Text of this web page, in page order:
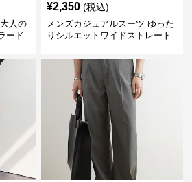
人の
ード
¥2,350 (税込)
メンズカジュアルスーツ ゆった
りシルエットワイドストレート